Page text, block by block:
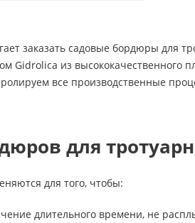
заказать садовые бордюры для
Gidrolica из высококачественного
все производственные
для
для того, чтобы:
длительного времени, не